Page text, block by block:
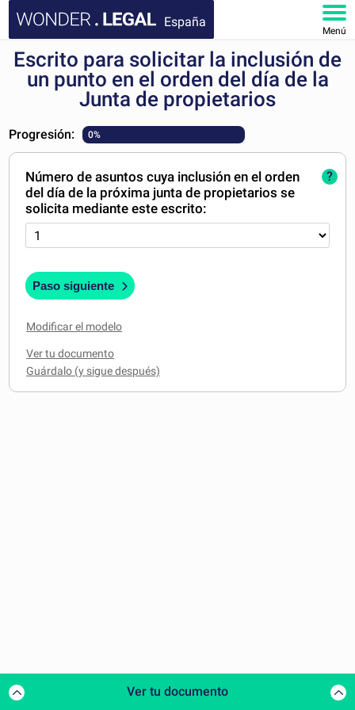
España
Menú
INICIO
DOCUMENTOS
FAQ
MI CUENTA
Escrito para solicitar la inclusión de
un punto en el orden del día de la
Junta de propietarios
Progresión: 0%
Número de asuntos cuya inclusión en el orden
del día de la próxima junta de propietarios se
solicita mediante este escrito:
?
Paso siguiente
Modificar el modelo
Ver tu documento
Ver tu documento